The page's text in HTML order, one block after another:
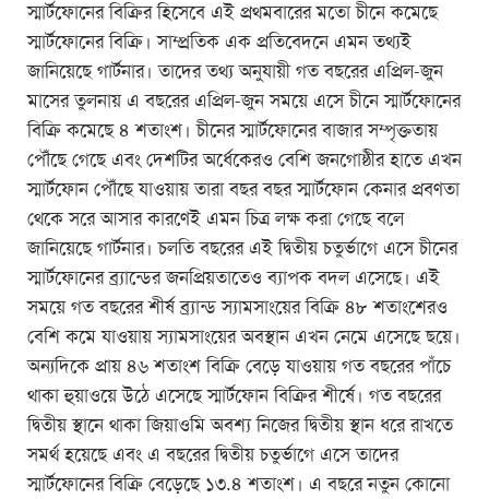
স্মার্টফোনের বিক্রির হিসেবে এই প্রথমবারের মতো চীনে কমেছে
স্মার্টফোনের বিক্রি। সাম্প্রতিক এক প্রতিবেদনে এমন তথ্যই
জানিয়েছে গার্টনার। তাদের তথ্য অনুযায়ী গত বছরের এপ্রিল-জুন
মাসের তুলনায় এ বছরের এপ্রিল-জুন সময়ে এসে চীনে স্মার্টফোনের
বিক্রি কমেছে ৪ শতাংশ। চীনের স্মার্টফোনের বাজার সম্পৃক্ততায়
পৌঁছে গেছে এবং দেশটির অর্ধেকেরও বেশি জনগোষ্ঠীর হাতে এখন
স্মার্টফোন পৌঁছে যাওয়ায় তারা বছর বছর স্মার্টফোন কেনার প্রবণতা
থেকে সরে আসার কারণেই এমন চিত্র লক্ষ করা গেছে বলে
জানিয়েছে গার্টনার। চলতি বছরের এই দ্বিতীয় চতুর্ভাগে এসে চীনের
স্মার্টফোনের ব্র্যান্ডের জনপ্রিয়তাতেও ব্যাপক বদল এসেছে। এই
সময়ে গত বছরের শীর্ষ ব্র্যান্ড স্যামসাংয়ের বিক্রি ৪৮ শতাংশেরও
বেশি কমে যাওয়ায় স্যামসাংয়ের অবস্থান এখন নেমে এসেছে ছয়ে।
অন্যদিকে প্রায় ৪৬ শতাংশ বিক্রি বেড়ে যাওয়ায় গত বছরের পাঁচে
থাকা হুয়াওয়ে উঠে এসেছে স্মার্টফোন বিক্রির শীর্ষে। গত বছরের
দ্বিতীয় স্থানে থাকা জিয়াওমি অবশ্য নিজের দ্বিতীয় স্থান ধরে রাখতে
সমর্থ হয়েছে এবং এ বছরের দ্বিতীয় চতুর্ভাগে এসে তাদের
স্মার্টফোনের বিক্রি বেড়েছে ১৩.৪ শতাংশ। এ বছরে নতুন কোনো